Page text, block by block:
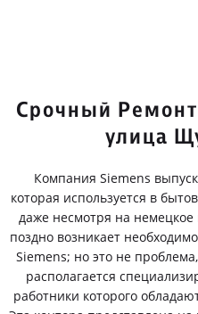
Срочный Ремонт
улица
Компания Siemens
которая используется в
даже несмотря на немецкое
поздно возникает
Siemens; но это не
располагается
работники которого